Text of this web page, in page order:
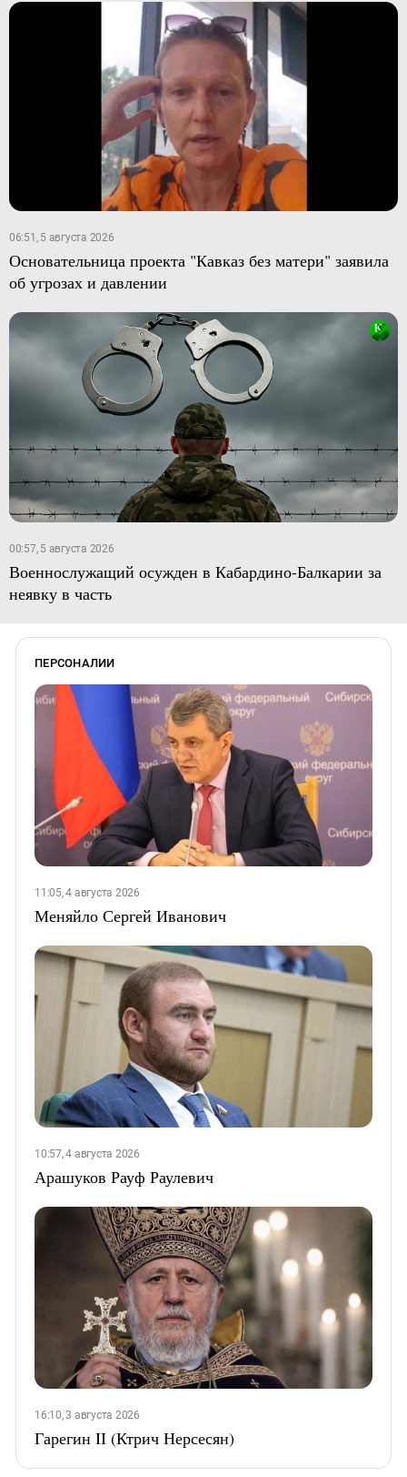
06:51, 5 августа 2026
Основательница проекта "Кавказ без матери" заявила
об угрозах и давлении
00:57, 5 августа 2026
Военнослужащий осужден в Кабардино-Балкарии за
неявку в часть
ПЕРСОНАЛИИ
11:05, 4 августа 2026
Меняйло Сергей Иванович
10:57, 4 августа 2026
Арашуков Рауф Раулевич
16:10, 3 августа 2026
Гарегин II (Ктрич Нерсесян)